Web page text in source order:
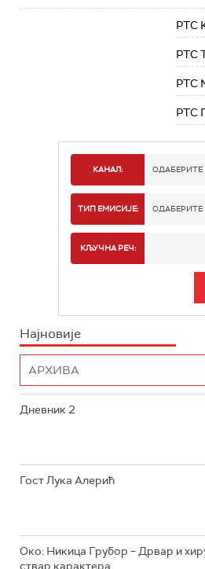
РТС
РТС
РТС
РТС
КАНАЛ: ОДАБЕРИТЕ
РТС 1
РТС 3
ТИП ЕМИСИЈЕ: ОДАБЕРИТЕ
КЉУЧНА РЕЧ:
Најновије
Дневник 2
Гост Лука Алерић
Око: Никица Грубор – Дрвар и
ствар карактера